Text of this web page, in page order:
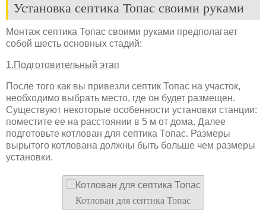
Установка септика Топас своими руками
Монтаж септика Топас своими руками предполагает
собой шесть основных стадий:
1.Подготовительный этап
После того как вы привезли септик Топас на участок,
необходимо выбрать место, где он будет размещен.
Существуют некоторые особенности установки станции:
поместите ее на расстоянии в 5 м от дома. Далее
подготовьте котлован для септика Топас. Размеры
вырытого котлована должны быть больше чем размеры
установки.
Котлован для септика Топас